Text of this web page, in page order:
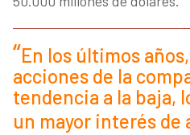
En los últimos
acciones de la
tendencia a la baja,
un mayor interés de